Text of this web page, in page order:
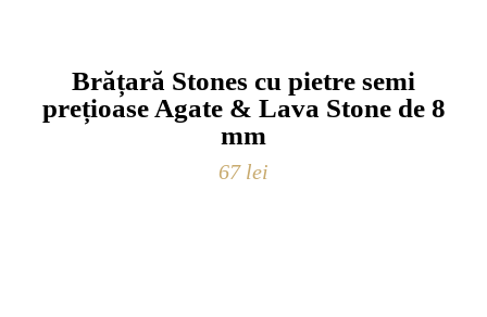
Brățară Stones cu pietre semi
prețioase Agate & Lava Stone de 8
mm
67 lei